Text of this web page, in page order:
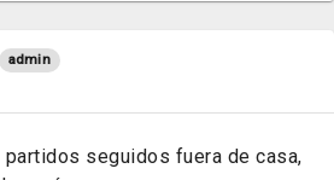
admin
seguidos fuera de casa,